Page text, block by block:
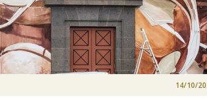
14/10/